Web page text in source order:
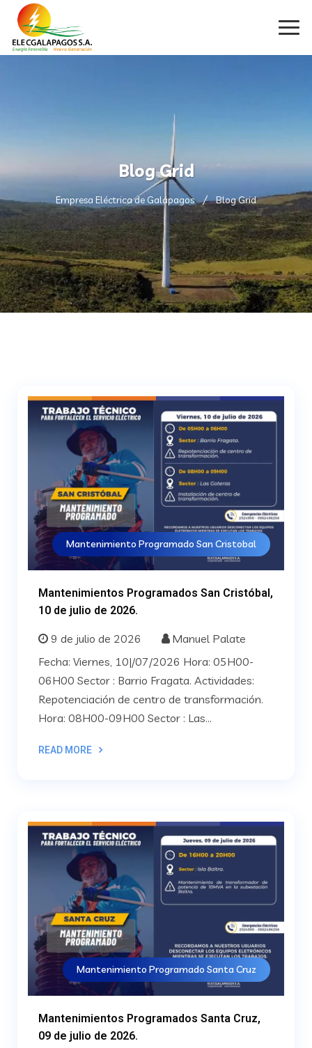
Blog Grid
Empresa Eléctrica de Galápagos Blog Grid
Mantenimiento Programado San Cristobal
Mantenimientos Programados San Cristóbal,
10 de julio de 2026.
9 de julio de 2026
Manuel Palate
Fecha: Viernes, 10|/07/2026 Hora: 05H00-
06H00 Sector : Barrio Fragata. Actividades:
Repotenciación de centro de transformación.
Hora: 08H00-09H00 Sector : Las...
READ MORE
Mantenimiento Programado Santa Cruz
Mantenimientos Programados Santa Cruz,
09 de julio de 2026.